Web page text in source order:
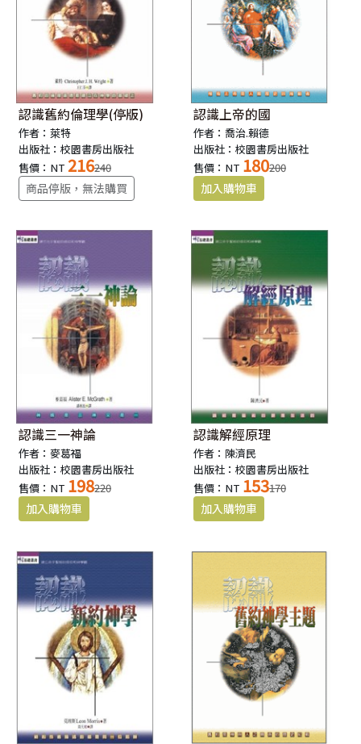
認識舊約倫理學(停版)
作者：萊特
出版社：校園書房出版社
售價：NT 216240
商品停版，無法購買
認識上帝的國
作者：喬治.賴德
出版社：校園書房出版社
售價：NT 180200
認識三一神論
作者：麥葛福
出版社：校園書房出版社
售價：NT 198220
認識解經原理
作者：陳濟民
出版社：校園書房出版社
售價：NT 153170